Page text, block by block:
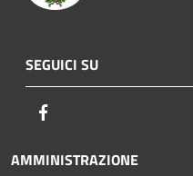
SEGUICI SU
AMMINISTRAZIONE